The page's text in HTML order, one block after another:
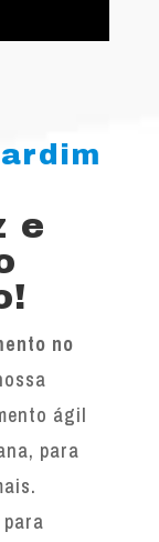
e
no
ágil
para